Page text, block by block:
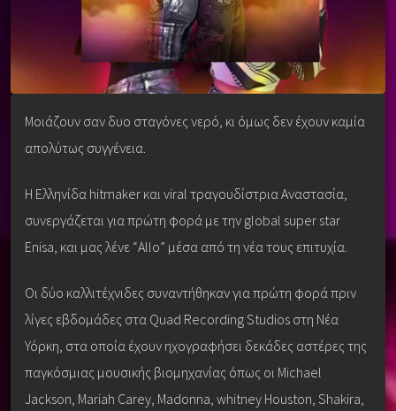
Μοιάζουν σαν δυο σταγόνες νερό, κι όμως δεν έχουν καμία
απολύτως συγγένεια.
Η Ελληνίδα hitmaker και viral τραγουδίστρια Αναστασία,
συνεργάζεται για πρώτη φορά με την global super star
Enisa, και μας λένε “Allo” μέσα από τη νέα τους επιτυχία.
Οι δύο καλλιτέχνιδες συναντήθηκαν για πρώτη φορά πριν
λίγες εβδομάδες στα Quad Recording Studios στη Νέα
Υόρκη, στα οποία έχουν ηχογραφήσει δεκάδες αστέρες της
παγκόσμιας μουσικής βιομηχανίας όπως οι Michael
Jackson, Mariah Carey, Madonna, whitney Houston, Shakira,